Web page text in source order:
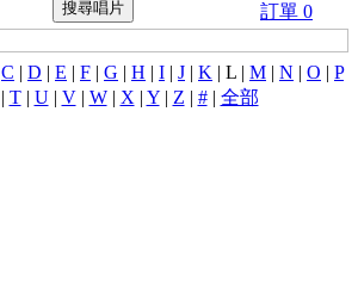
訂單 0
C | D | E | F | G | H | I | J | K | L | M | N | O | P
| T| U| V| W| X | Y| Z | #| 全部